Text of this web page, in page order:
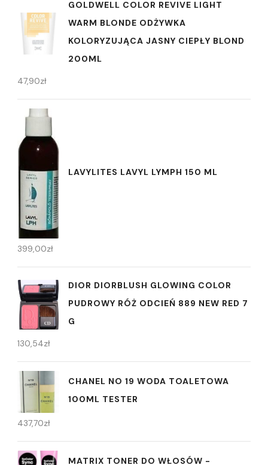
GOLDWELL COLOR REVIVE LIGHT
WARM BLONDE ODŻYWKA
KOLORYZUJĄCA JASNY CIEPŁY BLOND
200ML
47,90zł
LAVYLITES LAVYL LYMPH 150 ML
399,00zł
DIOR DIORBLUSH GLOWING COLOR
PUDROWY RÓŻ ODCIEŃ 889 NEW RED 7
G
130,54zł
CHANEL NO 19 WODA TOALETOWA
100ML TESTER
437,70zł
MATRIX TONER DO WŁOSÓW -